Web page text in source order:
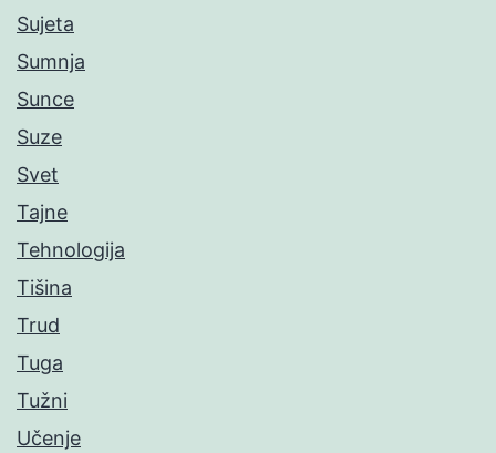
Sujeta
Sumnja
Sunce
Suze
Svet
Tajne
Tehnologija
Tišina
Trud
Tuga
Tužni
Učenje